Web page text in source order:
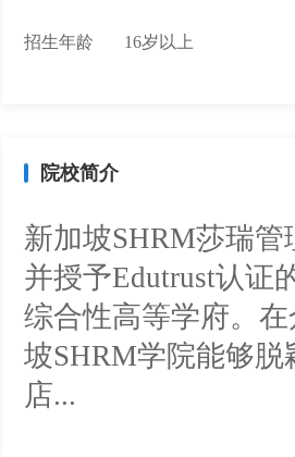
招生年龄 16岁以上
院校简介
新加坡SHRM莎瑞
并授予Edutrust认证
综合性高等学府。
坡SHRM学院能够
店...